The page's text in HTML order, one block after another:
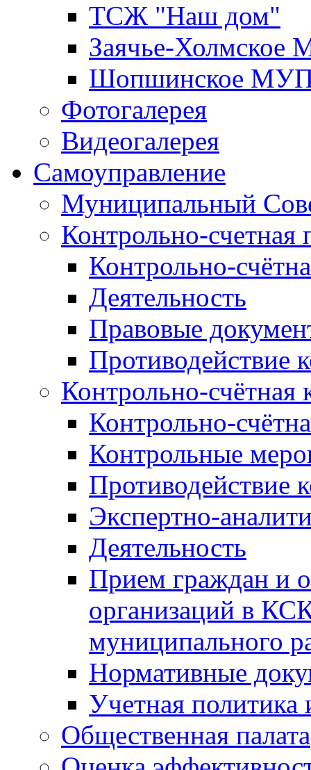
ТСЖ "Наш дом"
Заячье-
Шопшинское
Фотогалерея
Видеогалерея
Самоуправление
Муниципальный
Контрольно-счетная
Контрольно-
Деятельность
Правовые
Противодействие
Контрольно-счётная
Контрольно-
Контрольные
Противодействие
Экспертно-
Деятельность
Прием граждан и
организаций в
муниципального
Нормативные
Учетная политика
Общественная палата